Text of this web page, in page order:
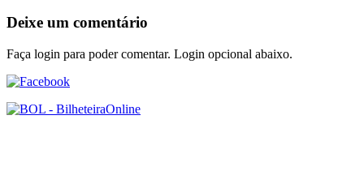
Deixe um comentário
Faça login para poder comentar. Login opcional abaixo.